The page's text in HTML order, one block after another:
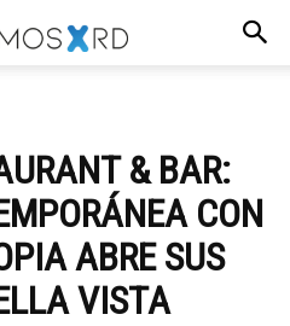
& BAR:
CON
ABRE SUS
VISTA